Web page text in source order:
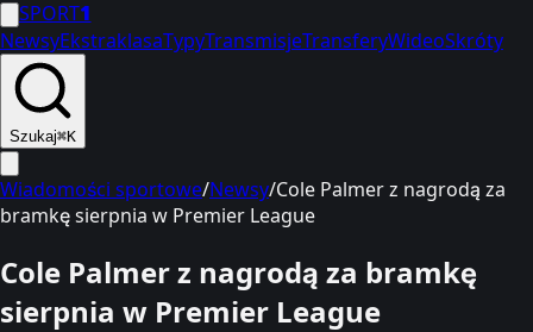
SPORT1
NewsyEkstraklasaTypyTransmisjeTransferyWideoSkróty
Szukaj⌘K
Wiadomości sportowe/Newsy/Cole Palmer z nagrodą za
bramkę sierpnia w Premier League
Cole Palmer z nagrodą za bramkę
sierpnia w Premier League